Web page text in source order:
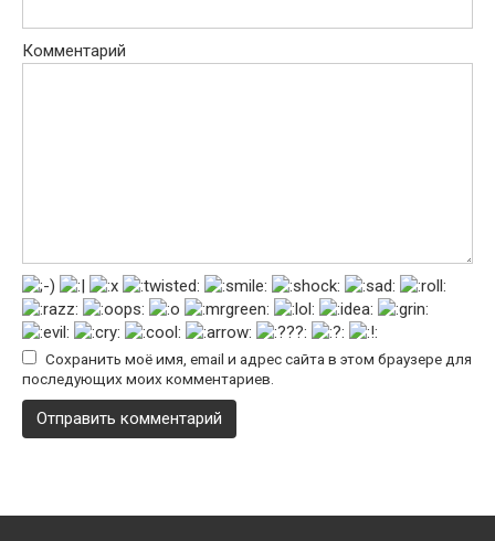
Комментарий
Сохранить моё имя, email и адрес сайта в этом браузере для
последующих моих комментариев.